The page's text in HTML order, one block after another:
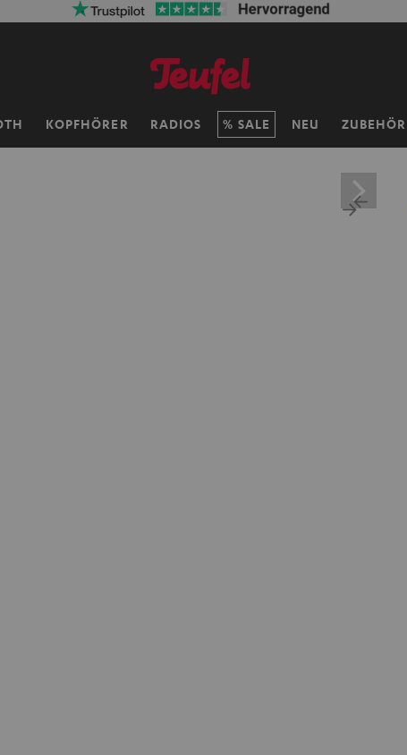
KOPFHÖRER RADIOS SALE NEU ZUBEHÖR